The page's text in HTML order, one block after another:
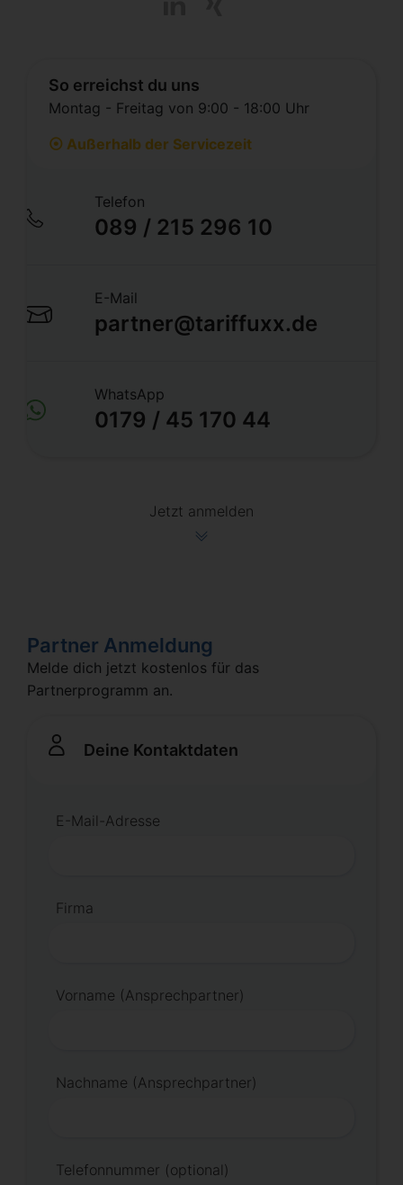
So erreichst du uns
Montag - Freitag von 9:00 - 18:00 Uhr
⦿ Außerhalb der Servicezeit
Telefon
089 / 215 296 10
E-Mail
partner@tariffuxx.de
WhatsApp
0179 / 45 170 44
Jetzt anmelden
Partner Anmeldung
Melde dich jetzt kostenlos für das
Partnerprogramm an.
Deine Kontaktdaten
E-Mail-Adresse
Firma
Vorname (Ansprechpartner)
Nachname (Ansprechpartner)
Telefonnummer (optional)